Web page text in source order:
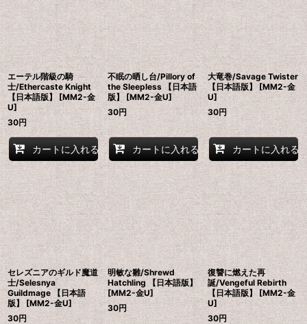
エーテル階級の騎
士/Ethercaste Knight
【日本語版】 [MM2-金
U]
30円
カートに入れる
不眠の晒し台/Pillory of
the Sleepless 【日本語
版】 [MM2-金U]
30円
カートに入れる
大竜巻/Savage Twister
【日本語版】 [MM2-金
U]
30円
カートに入れる
セレズニアのギルド魔道
士/Selesnya
Guildmage 【日本語
版】 [MM2-金U]
30円
明敏な雛/Shrewd
Hatchling 【日本語版】
[MM2-金U]
30円
復讐に燃えた再
誕/Vengeful Rebirth
【日本語版】 [MM2-金
U]
30円